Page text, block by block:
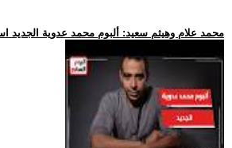
.. محمد علام وهيثم سعيد: ألبوم محمد عدوية الجديد